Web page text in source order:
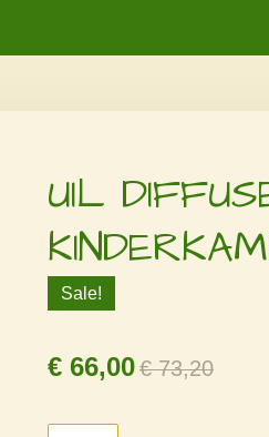
UIL
Sale!
€ 66,00€ 73,20